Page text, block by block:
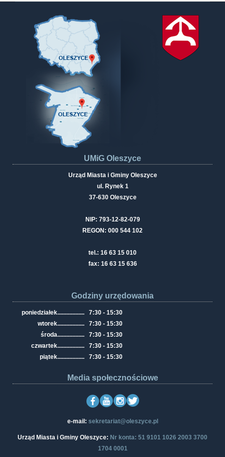
UMiG Oleszyce
Urząd Miasta i Gminy Oleszyce
ul. Rynek 1
37-630 Oleszyce
NIP: 793-12-82-079
REGON: 000 544 102
tel.: 16 63 15 010
fax: 16 63 15 636
Godziny urzędowania
poniedziałek..................
7:30 - 15:30
wtorek..................
7:30 - 15:30
środa..................
7:30 - 15:30
czwartek..................
7:30 - 15:30
piątek.................. 7:30 - 15:30
Media społecznościowe
e-mail: sekretariat@oleszyce.pl
Urząd Miasta i Gminy Oleszyce: Nr konta: 51 9101 1026 2003 3700
1704 0001